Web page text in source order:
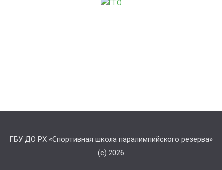
ГБУ ДО РХ «Спортивная школа паралимпийского резерва»
(с) 2026